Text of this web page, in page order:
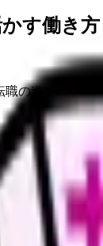
す働き
ビスへの問い
。